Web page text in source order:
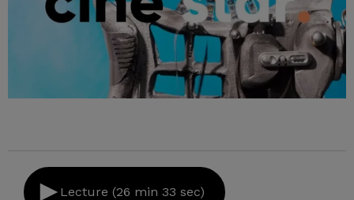
Lecture (26 min 33 sec)